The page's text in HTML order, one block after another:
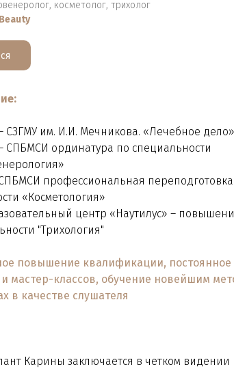
Tilda Publishing
косметолог, трихолог
– СЗГМУ им. И.И. Мечникова. «Лечебное дело»
– СПБМСИ ординатура по специальности
СПБМСИ профессиональная
«Косметология»
центр «Наутилус» –
"Трихология"
повышение квалификации,
мастер-классов, обучение новейшим
в качестве слушателя
Карины заключается в четком видении